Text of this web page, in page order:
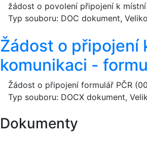
žádost o povolení připojení k
Typ souboru: DOC dokument,
Žádost o připojení
komunikaci -
Žádost o připojení formulář PČR
Typ souboru: DOCX dokument,
Dokumenty